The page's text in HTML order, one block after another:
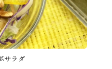
サラダ